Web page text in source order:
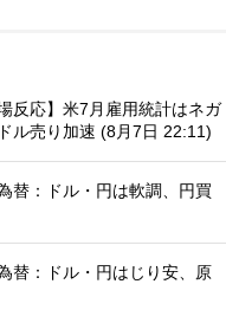
反応】米7月雇用統計はネガ
ル売り加速 (8月7日 22:11)
替：ドル・円は軟調、円買
替：ドル・円はじり安、原